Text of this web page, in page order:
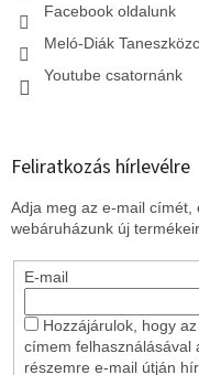
Facebook oldalunk
Meló-Diák
Youtube csatornánk
Feliratkozás hírlevélre
Adja meg az e-mail címét,
webáruházunk új
E-mail
Hozzájárulok, hogy
címem felhasználásával
részemre e-mail útján